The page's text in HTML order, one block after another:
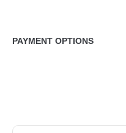
PAYMENT OPTIONS